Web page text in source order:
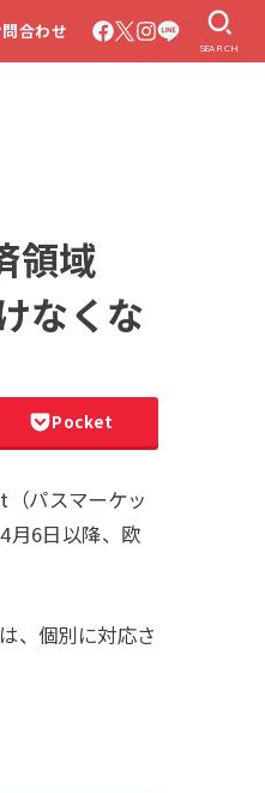
合わせ
SEARCH
領域
なくな
Pocket
パスマーケッ
月6日以降、欧
、個別に対応さ